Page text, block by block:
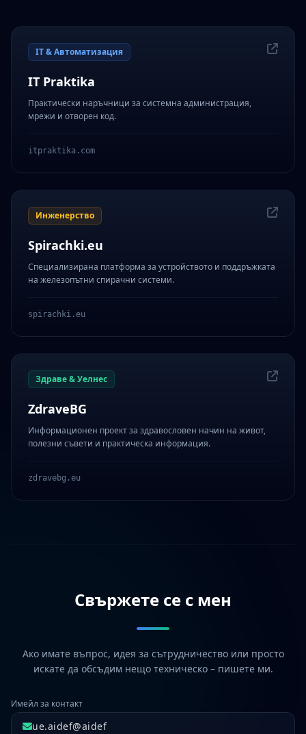
IT & Автоматизация
IT Praktika
Практически наръчници за системна администрация,
мрежи и отворен код.
itpraktika.com
Инженерство
Spirachki.eu
Специализирана платформа за устройството и поддръжката
на железопътни спирачни системи.
spirachki.eu
Здраве & Уелнес
ZdraveBG
Информационен проект за здравословен начин на живот,
полезни съвети и практическа информация.
zdravebg.eu
Свържете се с мен
Ако имате въпрос, идея за сътрудничество или просто
искате да обсъдим нещо техническо – пишете ми.
Имейл за контакт
ue.aidef@aidef